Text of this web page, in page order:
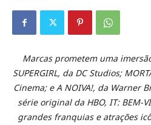
Marcas prometem uma
SUPERGIRL, da DC Studios;
Cinema; e A NOIVA!, da Warner
série original da HBO, IT: BEM-
grandes franquias e atrações